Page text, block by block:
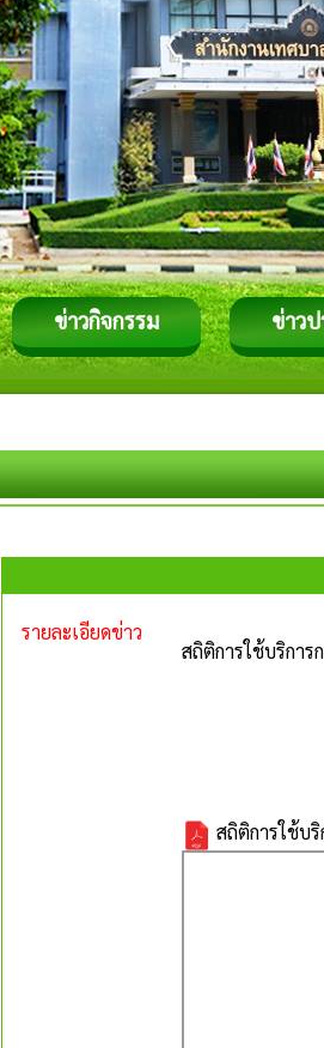
ข่าวกิจกรรม ข่าว
รายละเอียดข่าว
สถิติการใช้บริการ
สถิติการใช้บ